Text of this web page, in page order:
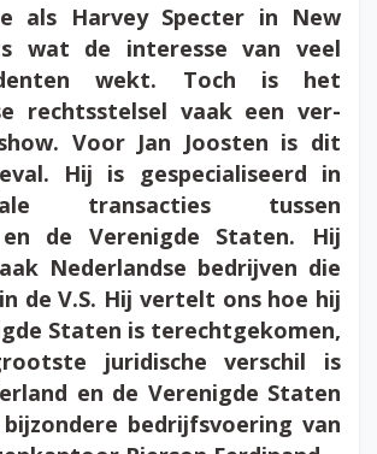
als Harvey Specter in New
wat de interesse van veel
wekt. Toch is het
rechtsstelsel vaak een ver-
Voor Jan Joosten is dit
Hij is gespecialiseerd in
transacties tussen
en de Verenigde Staten. Hij
Nederlandse bedrijven die
de V.S. Hij vertelt ons hoe hij
Staten is terechtgekomen,
juridische verschil is
en de Verenigde Staten
bedrijfsvoering van